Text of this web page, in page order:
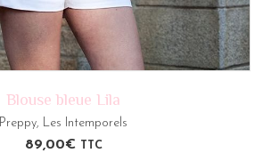
Blouse bleue Lila
Preppy, Les Intemporels
89,00€ TTC